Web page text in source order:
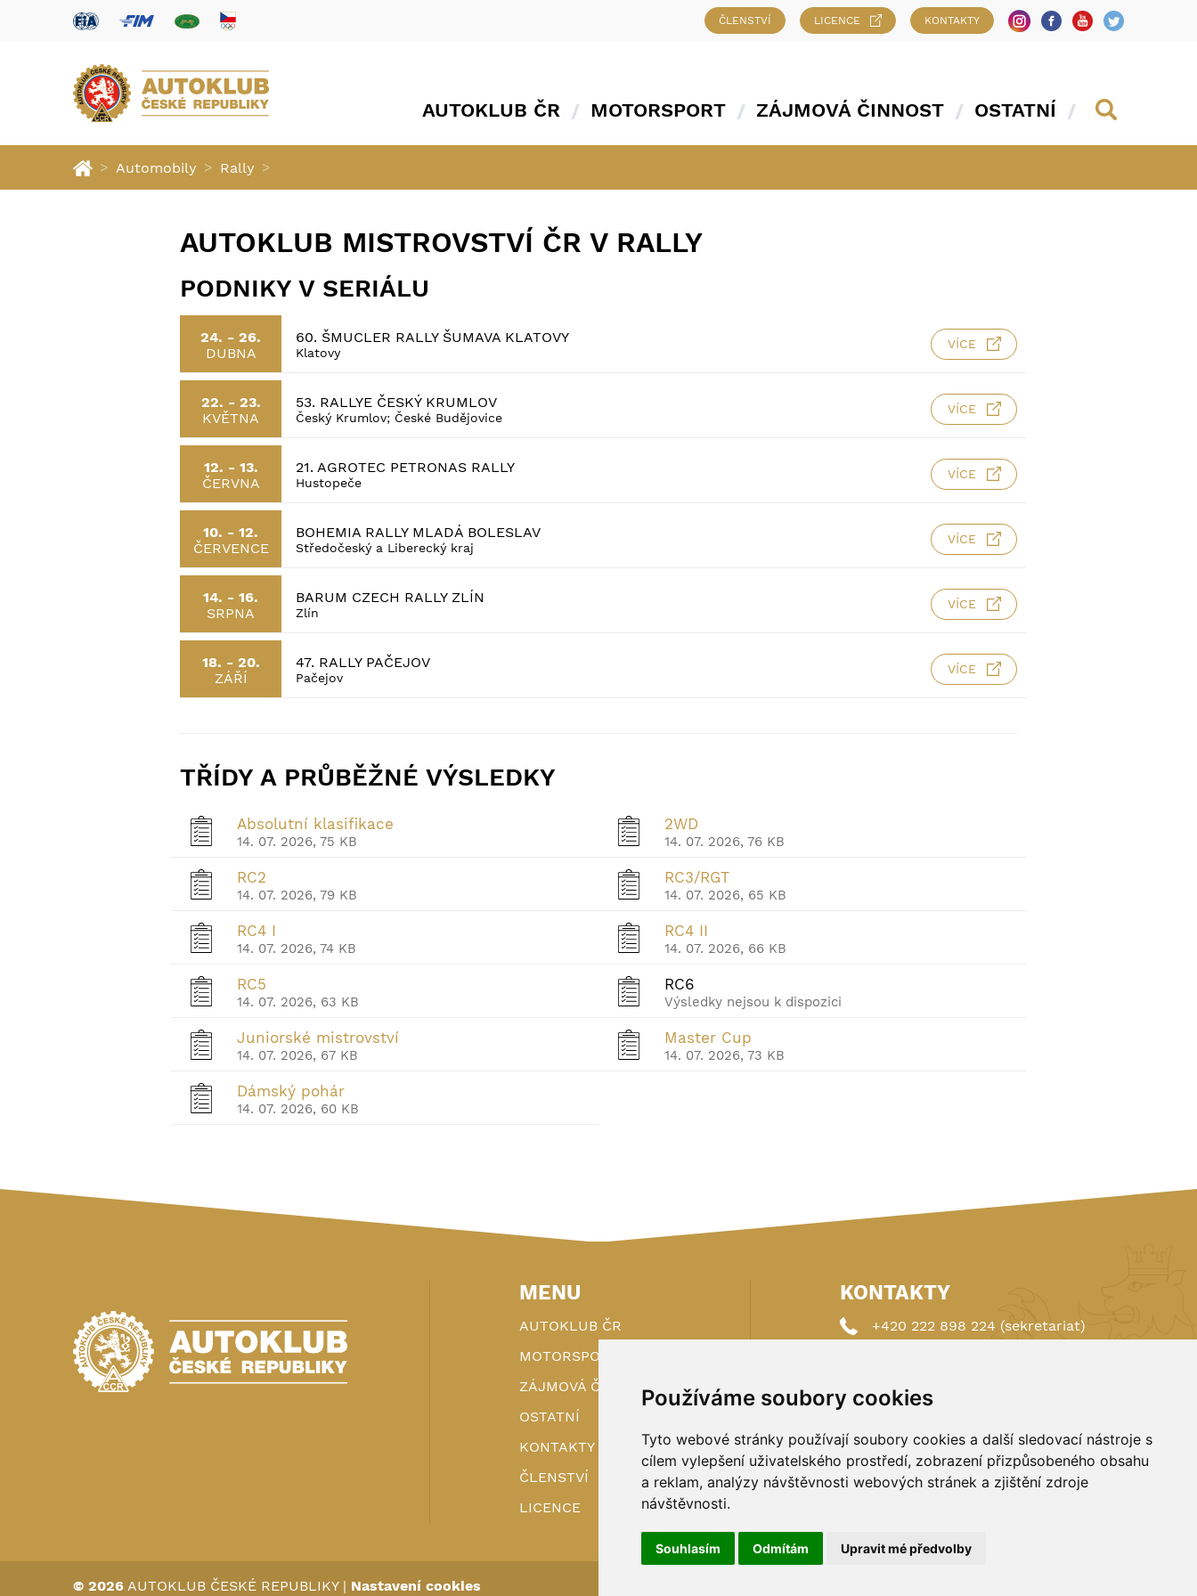
Používáme soubory cookies
Tyto webové stránky používají soubory cookies a další sledovací nástroje s
cílem vylepšení uživatelského prostředí, zobrazení přizpůsobeného obsahu
a reklam, analýzy návštěvnosti webových stránek a zjištění zdroje
návštěvnosti.
Souhlasím Odmítám Upravit mé předvolby
ČLENSTVÍ LICENCE KONTAKTY
AUTOKLUB ČR MOTORSPORT ZÁJMOVÁ ČINNOST OSTATNÍ
> Automobily > Rally >
AUTOKLUB MISTROVSTVÍ ČR V RALLY
PODNIKY V SERIÁLU
24. - 26.
DUBNA
60. ŠMUCLER RALLY ŠUMAVA KLATOVY
Klatovy
VÍCE
22. - 23.
KVĚTNA
53. RALLYE ČESKÝ KRUMLOV
Český Krumlov; České Budějovice
VÍCE
12. - 13.
ČERVNA
21. AGROTEC PETRONAS RALLY
Hustopeče
VÍCE
10. - 12.
ČERVENCE
BOHEMIA RALLY MLADÁ BOLESLAV
Středočeský a Liberecký kraj
VÍCE
14. - 16.
SRPNA
BARUM CZECH RALLY ZLÍN
Zlín
VÍCE
18. - 20.
ZÁŘÍ
47. RALLY PAČEJOV
Pačejov
VÍCE
TŘÍDY A PRŮBĚŽNÉ VÝSLEDKY
Absolutní klasifikace
14. 07. 2026, 75 KB
2WD
14. 07. 2026, 76 KB
RC2
14. 07. 2026, 79 KB
RC3/RGT
14. 07. 2026, 65 KB
RC4 I
14. 07. 2026, 74 KB
RC4 II
14. 07. 2026, 66 KB
RC5
14. 07. 2026, 63 KB
RC6
Výsledky nejsou k dispozici
Juniorské mistrovství
14. 07. 2026, 67 KB
Master Cup
14. 07. 2026, 73 KB
Dámský pohár
14. 07. 2026, 60 KB
MENU
AUTOKLUB ČR
MOTORSPORT
ZÁJMOVÁ ČINNOST
OSTATNÍ
KONTAKTY
ČLENSTVÍ
LICENCE
KONTAKTY
+420 222 898 224 (sekretariat)
autoklub@autoklub.cz
Opletalova 1337/29, 110 00 Praha 1
© 2026 AUTOKLUB ČESKÉ REPUBLIKY| Nastavení cookies